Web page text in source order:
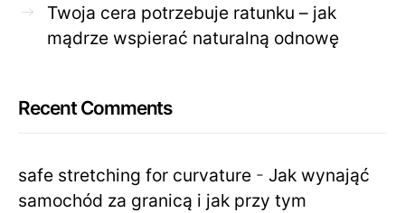
Twoja cera potrzebuje ratunku – jak
mądrze wspierać naturalną odnowę
Recent Comments
safe stretching for curvature - Jak wynająć
samochód za granicą i jak przy tym